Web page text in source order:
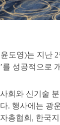
도영)는 지난
를 성공적으로
회와 신기술
. 행사에는 광
총협회, 한국